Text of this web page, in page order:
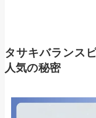
タサキバランス
人気の秘密